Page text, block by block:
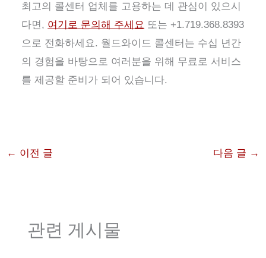
최고의 콜센터 업체를 고용하는 데 관심이 있으시
다면, 여기로 문의해 주세요 또는 +1.719.368.8393
으로 전화하세요. 월드와이드 콜센터는 수십 년간
의 경험을 바탕으로 여러분을 위해 무료로 서비스
를 제공할 준비가 되어 있습니다.
← 이전 글 다음 글 →
관련 게시물